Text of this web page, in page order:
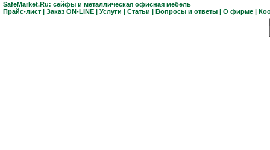
SafeMarket.Ru: сейфы и металлическая офисная мебель
Прайс-лист | Заказ ON-LINE | Услуги | Статьи | Вопросы и ответы | О фирме |